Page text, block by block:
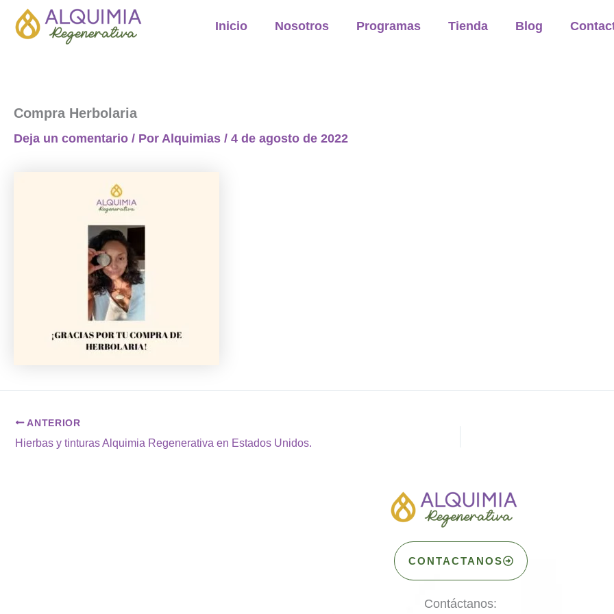
Inicio Nosotros Programas Tienda Blog
Compra Herbolaria
Deja un comentario / Por Alquimias / 4 de agosto de 2022
ANTERIOR
Hierbas y tinturas Alquimia Regenerativa en Estados Unidos.
CONTACTANOS
Contáctanos: